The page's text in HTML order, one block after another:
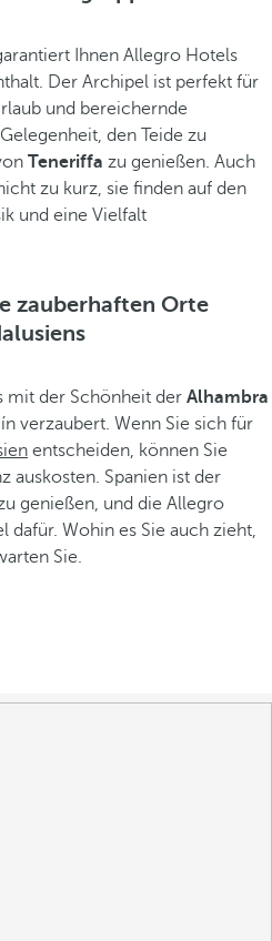
Ihnen Allegro Hotels
Der Archipel ist perfekt für
und bereichernde
den Teide zu
Teneriffa zu genießen. Auch
zu kurz, sie finden auf den
und eine Vielfalt
zauberhaften Orte
mit der Schönheit der Alhambra
verzaubert. Wenn Sie sich für
entscheiden, können Sie
auskosten. Spanien ist der
genießen, und die Allegro
dafür. Wohin es Sie auch zieht,
Sie.